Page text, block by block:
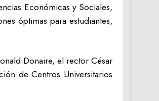
Económicas y Sociales,
óptimas para estudiantes,
Donaire, el rector César
de Centros Universitarios